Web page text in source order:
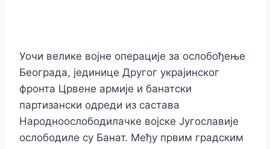
Уочи велике војне операције за ослобођење
Београда, јединице Другог украјинског
фронта Црвене армије и банатски
партизански одреди из састава
Народноослободилачке војске Југославије
ослободиле су Банат. Међу првим градским